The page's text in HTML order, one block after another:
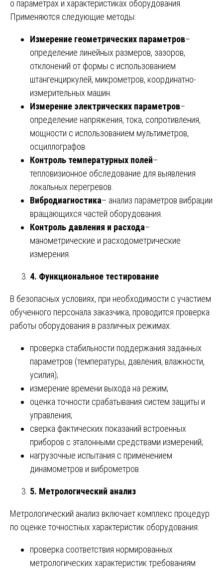
о параметрах и характеристиках оборудования.
Применяются следующие методы:
Измерение геометрических параметров–
определение линейных размеров, зазоров,
отклонений от формы с использованием
штангенциркулей, микрометров, координатно-
измерительных машин.
Измерение электрических параметров–
определение напряжения, тока, сопротивления,
мощности с использованием мультиметров,
осциллографов.
Контроль температурных полей–
тепловизионное обследование для выявления
локальных перегревов.
Вибродиагностика– анализ параметров вибрации
вращающихся частей оборудования.
Контроль давления и расхода–
манометрические и расходометрические
измерения.
4. Функциональное тестирование
В безопасных условиях, при необходимости с участием
обученного персонала заказчика, проводится проверка
работы оборудования в различных режимах:
проверка стабильности поддержания заданных
параметров (температуры, давления, влажности,
усилия);
измерение времени выхода на режим;
оценка точности срабатывания систем защиты и
управления;
сверка фактических показаний встроенных
приборов с эталонными средствами измерений;
нагрузочные испытания с применением
динамометров и виброметров.
5. Метрологический анализ
Метрологический анализ включает комплекс процедур
по оценке точностных характеристик оборудования:
проверка соответствия нормированных
метрологических характеристик требованиям